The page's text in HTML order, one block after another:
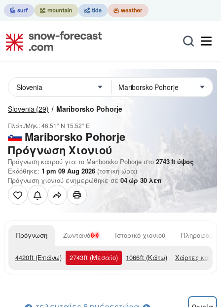
Slovenia (29) Mariborsko Pohorje
Πλάτ./Μήκ.:46.51° N 15.52° E
Mariborsko Pohorje
Πρόγνωση Χιονιού
Πρόγνωση καιρού για το Mariborsko Pohorje στο 2743ft ύψος
Εκδόθηκε: 1 pm 09 Aug 2026 (τοπική ώρα)
Πρόγνωση χιονιού ενημερώθηκε σε 04ώρ 30 λεπ
Πρόγνωση Ζωντανό Ιστορικό χιονιού
4420ft (Επάνω) 2743ft (Μεσαίο) 1066ft (Κάτω) Χάρτες